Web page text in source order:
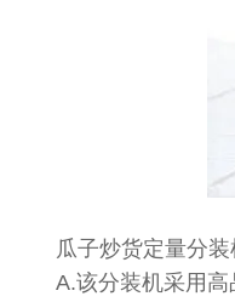
瓜子炒货定量分
A.该分装机采用